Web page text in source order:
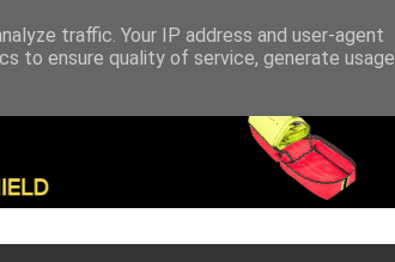
traffic. Your IP address and user-agent
to ensure quality of service, generate usage